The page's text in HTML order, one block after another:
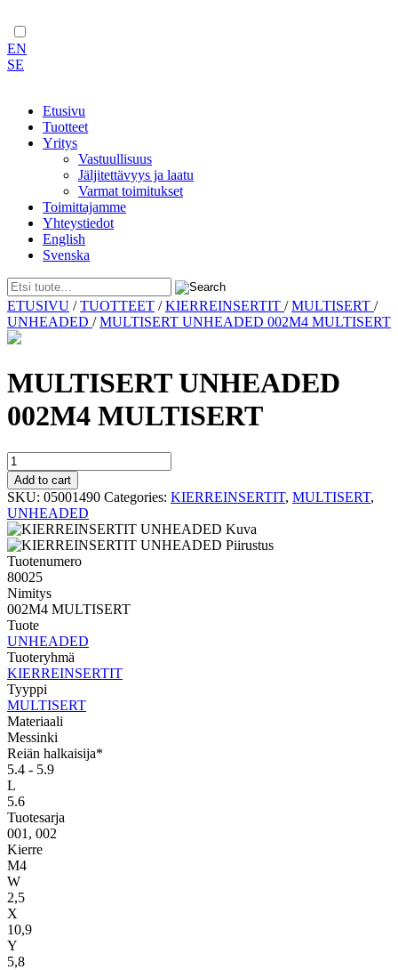
EN
SE
Etusivu
Tuotteet
Yritys
Vastuullisuus
Jäljitettävyys ja laatu
Varmat toimitukset
Toimittajamme
Yhteystiedot
English
Svenska
Skip
to
content
ETUSIVU /TUOTTEET /KIERREINSERTIT /MULTISERT /
UNHEADED /MULTISERT UNHEADED 002M4 MULTISERT
MULTISERT UNHEADED
002M4 MULTISERT
MULTISERT
UNHEADED
002M4
MULTISERT
quantity
Add to cart
SKU: 05001490 Categories: KIERREINSERTIT, MULTISERT,
UNHEADED
Tuotenumero
80025
Nimitys
002M4 MULTISERT
Tuote
UNHEADED
Tuoteryhmä
KIERREINSERTIT
Tyyppi
MULTISERT
Materiaali
Messinki
Reiän halkaisija*
5.4 - 5.9
L
5.6
Tuotesarja
001, 002
Kierre
M4
W
2,5
X
10,9
Y
5,8